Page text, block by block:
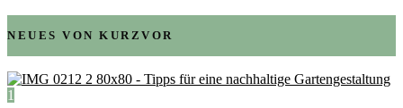
NEUES VON KURZVOR
1